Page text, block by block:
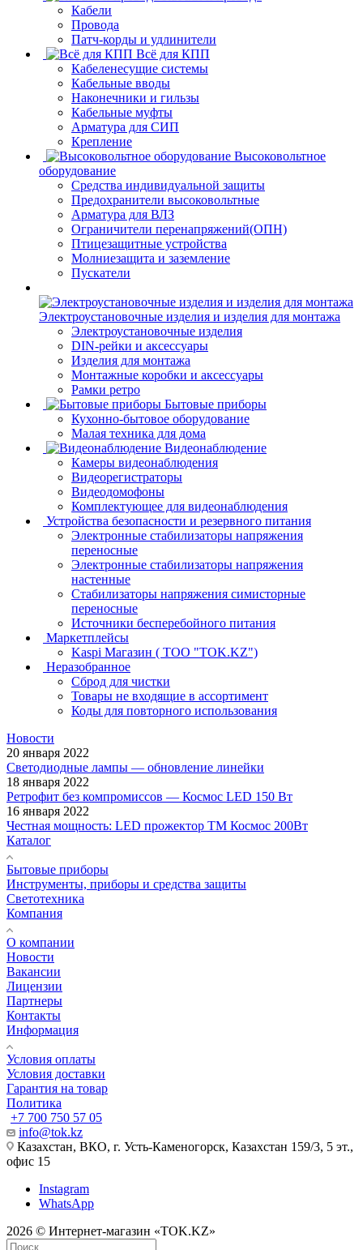
Кабели
Провода
Патч-корды и удлинители
Всё для КПП
Кабеленесущие системы
Кабельные вводы
Наконечники и гильзы
Кабельные муфты
Арматура для СИП
Крепление
Высоковольтное
оборудование
Средства индивидуальной защиты
Предохранители высоковольтные
Арматура для ВЛЗ
Ограничители перенапряжений(ОПН)
Птицезащитные устройства
Молниезащита и заземление
Пускатели
Электроустановочные изделия и изделия для монтажа
Электроустановочные изделия
DIN-рейки и аксессуары
Изделия для монтажа
Монтажные коробки и аксессуары
Рамки ретро
Бытовые приборы
Кухонно-бытовое оборудование
Малая техника для дома
Видеонаблюдение
Камеры видеонаблюдения
Видеорегистраторы
Видеодомофоны
Комплектующее для видеонаблюдения
Устройства безопасности и резервного питания
Электронные стабилизаторы напряжения
переносные
Электронные стабилизаторы напряжения
настенные
Стабилизаторы напряжения симисторные
переносные
Источники бесперебойного питания
Маркетплейсы
Kaspi Магазин ( ТОО "TOK.KZ")
Неразобранное
Сброд для чистки
Товары не входящие в ассортимент
Коды для повторного использования
Новости
20 января 2022
Светодиодные лампы — обновление линейки
18 января 2022
Ретрофит без компромиссов — Космос LED 150 Вт
16 января 2022
Честная мощность: LED прожектор ТМ Космос 200Вт
Каталог
Бытовые приборы
Инструменты, приборы и средства защиты
Светотехника
Компания
О компании
Новости
Вакансии
Лицензии
Партнеры
Контакты
Информация
Условия оплаты
Условия доставки
Гарантия на товар
Политика
+7 700 750 57 05
info@tok.kz
Казахстан, ВКО, г. Усть-Каменогорск, Казахстан 159/3, 5 эт.,
офис 15
Instagram
WhatsApp
2026 © Интернет-магазин «TOK.KZ»